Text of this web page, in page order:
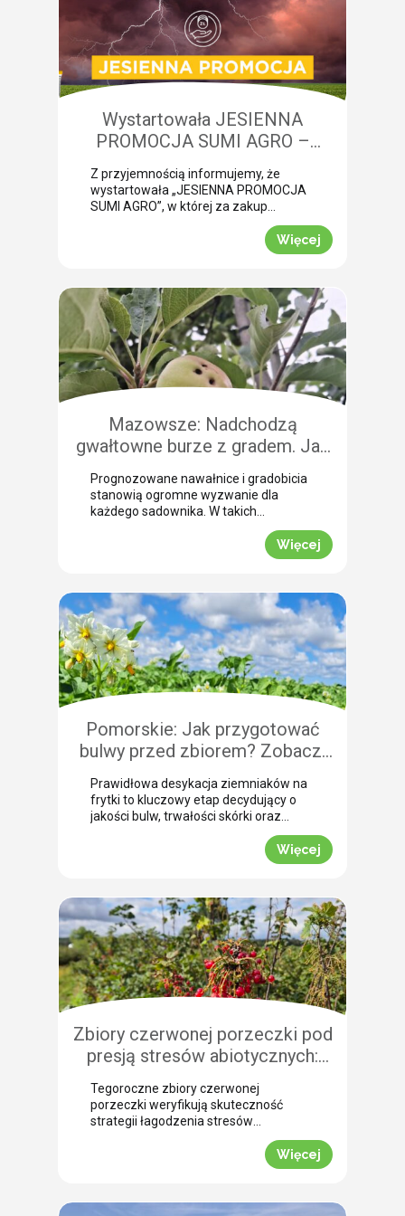
niedobory składników pokarmowych,
co opóźnia wykonanie właściwego
zabiegu. Nasza ekspertka Monika
Krzywak przeprowadziła lustrację w
powiecie gryfickim […]
Wystartowała JESIENNA
PROMOCJA SUMI AGRO –
zyskaj natychmiastowe rabaty!
Z przyjemnością informujemy, że
wystartowała „JESIENNA PROMOCJA
SUMI AGRO”, w której za zakup
uzyskać atrakcyjny rabat! Promocja
trwa od 1 lipca do 30 września 2026
prosty sposób obniżyć koszty
jesiennych zakupów. Wybierz swój
pakiet i odbierz rabat Mechanizm
promocji jest niezwykle prosty.
Wystarczy kupić jeden z […]
Więcej
Mazowsze: Nadchodzą
gwałtowne burze z gradem. Jak
skutecznie przeprowadzić
zabezpieczenie owoców po
gradobiciu?
Prognozowane nawałnice i gradobicia
stanowią ogromne wyzwanie dla
każdego sadownika. W takich
natychmiastowe zabezpieczenie
Uszkodzona skórka to otwarta droga
dla patogenów grzybowych, które
potrafią zniszczyć owoce tuż przed
zbiorem. Nasza ekspertka Justyna
Wasiak ostrzega przed nadchodzącym
frontem burzowym i wskazuje
skuteczne rozwiązanie interwencyjne.
Więcej
Pomorskie: Jak przygotować
bulwy przed zbiorem? Zobacz,
jak przebiega profesjonalna
desykacja ziemniaków na frytki!
Prawidłowa desykacja ziemniaków na
frytki to kluczowy etap decydujący o
jakości bulw, trwałości skórki oraz
łatwości zbioru maszynowego. Nasz
przeprowadził niedawno lustrację
(województwo pomorskie). Na tej
podstawie podpowiada, dlaczego o
zabiegu dosuszania warto pomyśleć z
dużym wyprzedzeniem. Zobacz, jak
zaplanować skuteczne wygaszanie
wegetacji z użyciem preparatu MIZUKI.
Dlaczego […]
Więcej
Zbiory czerwonej porzeczki pod
presją stresów abiotycznych:
ocena skuteczności
biostymulacji
Tegoroczne zbiory czerwonej
porzeczki weryfikują skuteczność
strategii łagodzenia stresów
temperatur oraz długotrwały deficyt
fizjologicznego, zmuszając krzewy do
Więcej